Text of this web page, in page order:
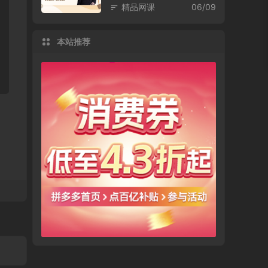
06/09
精品网课
本站推荐